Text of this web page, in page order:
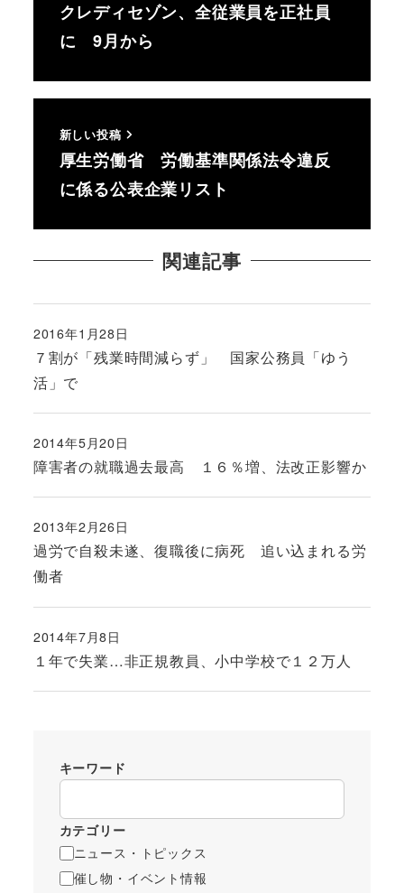
クレディセゾン、全従業員を正社員
に 9月から
新しい投稿
厚生労働省 労働基準関係法令違反
に係る公表企業リスト
関連記事
７割が「残業時間減らず」 国家公務員「ゆう
活」で
投稿日
2016年1月28日
障害者の就職過去最高 １６％増、法改正影響か
投稿日
2014年5月20日
過労で自殺未遂、復職後に病死 追い込まれる労
働者
投稿日
2013年2月26日
１年で失業…非正規教員、小中学校で１２万人
投稿日
2014年7月8日
キーワード
カテゴリー
ニュース・トピックス
催し物・イベント情報